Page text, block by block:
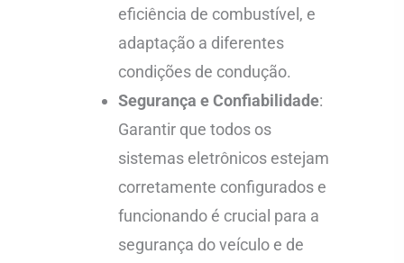
eficiência de combustível, e
adaptação a diferentes
condições de condução.
Segurança e Confiabilidade:
Garantir que todos os
sistemas eletrônicos estejam
corretamente configurados e
funcionando é crucial para a
segurança do veículo e de